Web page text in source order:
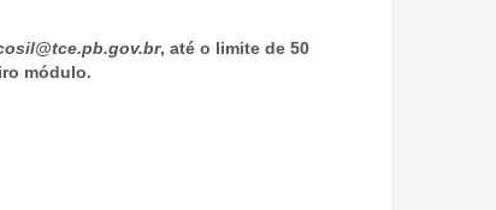
, até o limite de 50
módulo.